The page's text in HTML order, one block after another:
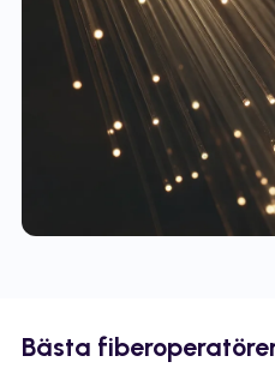
Bästa